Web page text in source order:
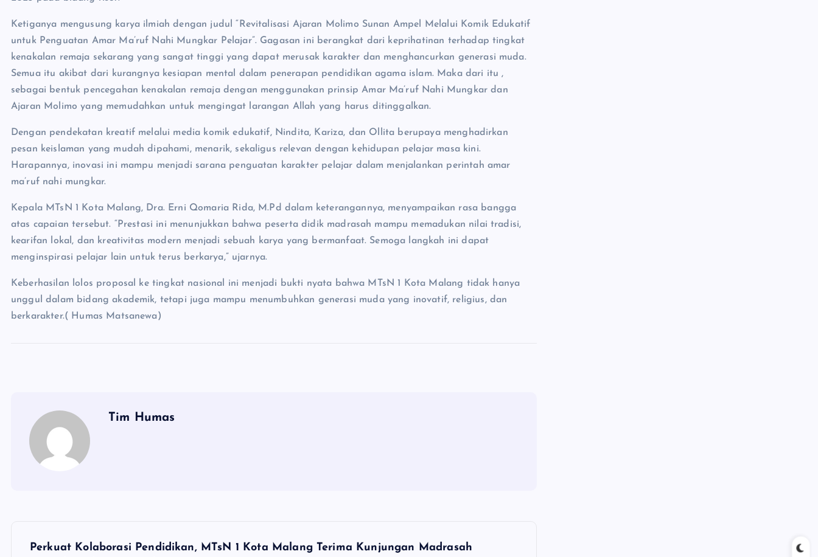
Ketiganya mengusung karya ilmiah dengan judul “Revitalisasi Ajaran Molimo Sunan Ampel Melalui Komik Edukatif
untuk Penguatan Amar Ma’ruf Nahi Mungkar Pelajar”. Gagasan ini berangkat dari keprihatinan terhadap tingkat
kenakalan remaja sekarang yang sangat tinggi yang dapat merusak karakter dan menghancurkan generasi muda.
Semua itu akibat dari kurangnya kesiapan mental dalam penerapan pendidikan agama islam. Maka dari itu ,
sebagai bentuk pencegahan kenakalan remaja dengan menggunakan prinsip Amar Ma’ruf Nahi Mungkar dan
Ajaran Molimo yang memudahkan untuk mengingat larangan Allah yang harus ditinggalkan.
Dengan pendekatan kreatif melalui media komik edukatif, Nindita, Kariza, dan Ollita berupaya menghadirkan
pesan keislaman yang mudah dipahami, menarik, sekaligus relevan dengan kehidupan pelajar masa kini.
Harapannya, inovasi ini mampu menjadi sarana penguatan karakter pelajar dalam menjalankan perintah amar
ma’ruf nahi mungkar.
Kepala MTsN 1 Kota Malang, Dra. Erni Qomaria Rida, M.Pd dalam keterangannya, menyampaikan rasa bangga
atas capaian tersebut. “Prestasi ini menunjukkan bahwa peserta didik madrasah mampu memadukan nilai tradisi,
kearifan lokal, dan kreativitas modern menjadi sebuah karya yang bermanfaat. Semoga langkah ini dapat
menginspirasi pelajar lain untuk terus berkarya,” ujarnya.
Keberhasilan lolos proposal ke tingkat nasional ini menjadi bukti nyata bahwa MTsN 1 Kota Malang tidak hanya
unggul dalam bidang akademik, tetapi juga mampu menumbuhkan generasi muda yang inovatif, religius, dan
berkarakter.( Humas Matsanewa)
Tim Humas
NPerkuat Kolaborasi Pendidikan, MTsN 1 Kota Malang Terima Kunjungan Madrasah